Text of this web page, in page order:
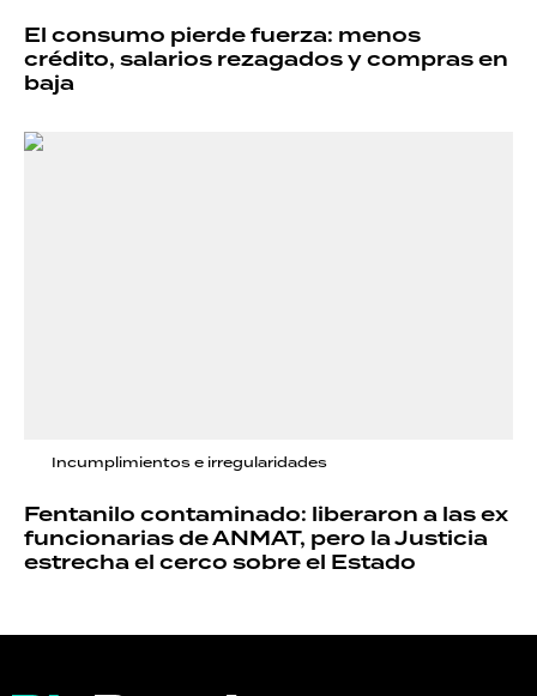
El consumo pierde fuerza: menos
crédito, salarios rezagados y compras en
baja
Incumplimientos e irregularidades
Fentanilo contaminado: liberaron a las ex
funcionarias de ANMAT, pero la Justicia
estrecha el cerco sobre el Estado